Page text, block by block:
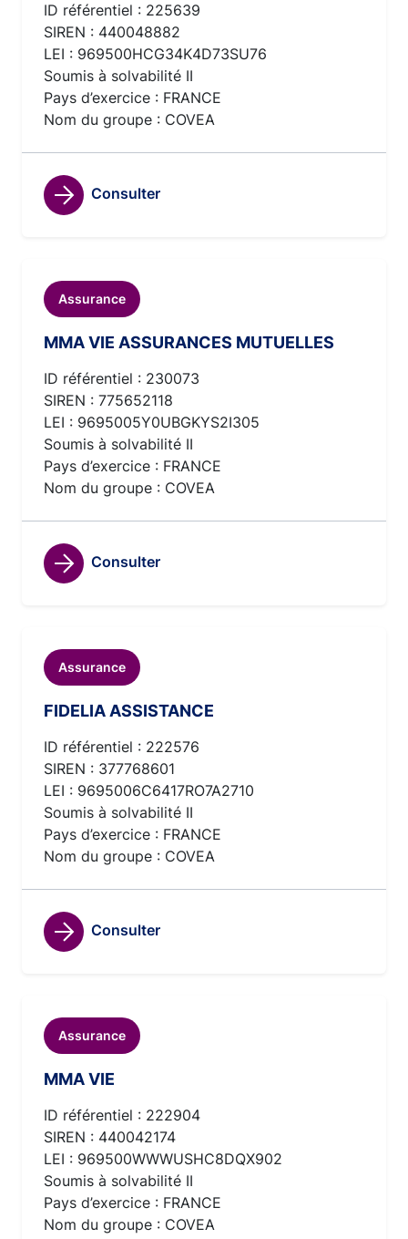
ID référentiel : 225639
SIREN : 440048882
LEI : 969500HCG34K4D73SU76
Soumis à solvabilité II
Pays d’exercice : FRANCE
Nom du groupe : COVEA
Consulter
Assurance
MMA VIE ASSURANCES MUTUELLES
ID référentiel : 230073
SIREN : 775652118
LEI : 9695005Y0UBGKYS2I305
Soumis à solvabilité II
Pays d’exercice : FRANCE
Nom du groupe : COVEA
Consulter
Assurance
FIDELIA ASSISTANCE
ID référentiel : 222576
SIREN : 377768601
LEI : 9695006C6417RO7A2710
Soumis à solvabilité II
Pays d’exercice : FRANCE
Nom du groupe : COVEA
Consulter
Assurance
MMA VIE
ID référentiel : 222904
SIREN : 440042174
LEI : 969500WWWUSHC8DQX902
Soumis à solvabilité II
Pays d’exercice : FRANCE
Nom du groupe : COVEA